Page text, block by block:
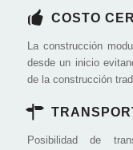
COSTO
La construcción
desde un inicio
de la construcción
Posibilidad de